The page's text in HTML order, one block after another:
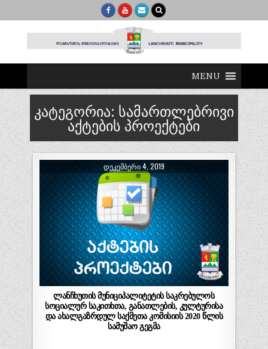
MENU
კატეგორია: სამართლებრივი
აქტების პროექტები
ᲓᲔᲙᲔᲛᲑᲔᲠᲘ 4, 2019
ლანჩხუთის მუნიციპალიტეტის საკრებულოს
სოციალურ საკითხთა, განათლების, კულტურისა
და ახალგაზრდულ საქმეთა კომისიის 2020 წლის
სამუშაო გეგმა